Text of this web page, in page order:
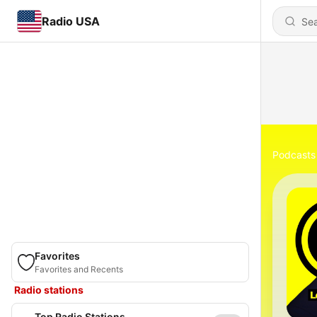
Radio USA
Favorites
Favorites and Recents
Radio stations
Podcasts